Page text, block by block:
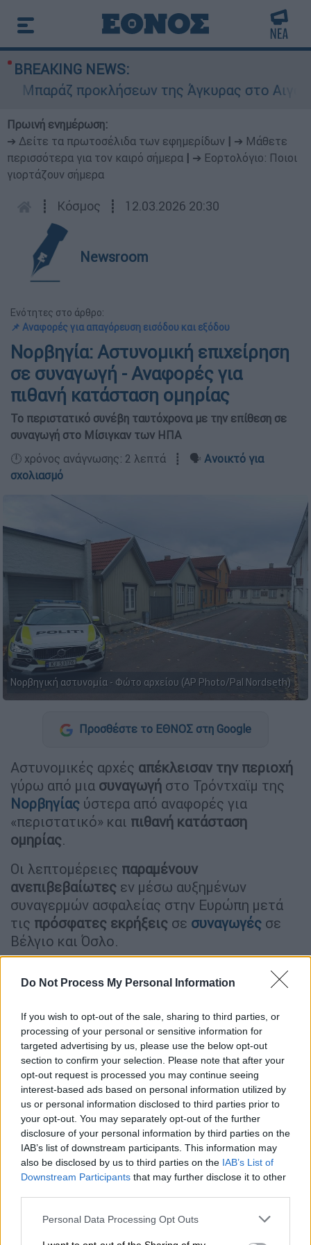
Do Not Process My Personal Information
If you wish to opt-out of the sale, sharing to third parties, or
processing of your personal or sensitive information for
targeted advertising by us, please use the below opt-out
section to confirm your selection. Please note that after your
opt-out request is processed you may continue seeing
interest-based ads based on personal information utilized by
us or personal information disclosed to third parties prior to
your opt-out. You may separately opt-out of the further
disclosure of your personal information by third parties on the
IAB’s list of downstream participants. This information may
also be disclosed by us to third parties on the IAB’s List of
Downstream Participants that may further disclose it to other
Please note that this website/app uses one or more Google
Personal Data Processing Opt Outs
BREAKING NEWS:
Μπαράζ προκλήσεων της Άγκυρας στο Αιγαίο:
Πρωινή ενημέρωση:
➔ Δείτε τα πρωτοσέλιδα των εφημερίδων
➔ Μάθετε
περισσότερα για τον καιρό σήμερα
➔ Εορτολόγιο: Ποιοι
γιορτάζουν σήμερα
┋ Κόσμος ┋ 12.03.2026 20:30
Newsroom
Ενότητες στο άρθρο:
📌 Αναφορές για απαγόρευση εισόδου και εξόδου
Νορβηγία: Αστυνομική επιχείρηση
σε συναγωγή - Αναφορές για
πιθανή κατάσταση ομηρίας
Το περιστατικό συνέβη ταυτόχρονα με την επίθεση σε
συναγωγή στο Μίσιγκαν των ΗΠΑ
🕛 χρόνος ανάγνωσης: 2 λεπτά ┋ 🗣️ Ανοικτό για
σχολιασμό
Νορβηγική αστυνομία - Φώτο αρχείου (AP Photo/Pal Nordseth)
Προσθέστε το ΕΘΝΟΣ στη Google
Αστυνομικές αρχές απέκλεισαν την περιοχή
γύρω από μια συναγωγή στο Τρόντχαϊμ της
Νορβηγίας ύστερα από αναφορές για
«περιστατικό» και πιθανή κατάσταση
ομηρίας.
Οι λεπτομέρειες παραμένουν
ανεπιβεβαίωτες εν μέσω αυξημένων
συναγερμών ασφαλείας στην Ευρώπη μετά
τις πρόσφατες εκρήξεις σε συναγωγές σε
Βέλγιο και Όσλο.
ΔΙΑΒΑΣΤΕ ΕΠΙΣΗΣ
Κόσμος|09.03.2026 10:15
Βέλγιο: Ισχυρή έκρηξη μπροστά από
συναγωγή στη Λιέγη
Κόσμος|12.03.2026 19:45
Μίσιγκαν: Ένοπλος εισέβαλε με
αυτοκίνητο σε συναγωγή και άνοιξε
πυρ
Σύμφωνα με το νορβηγικό μέσο VG,
μεγάλη αστυνομική